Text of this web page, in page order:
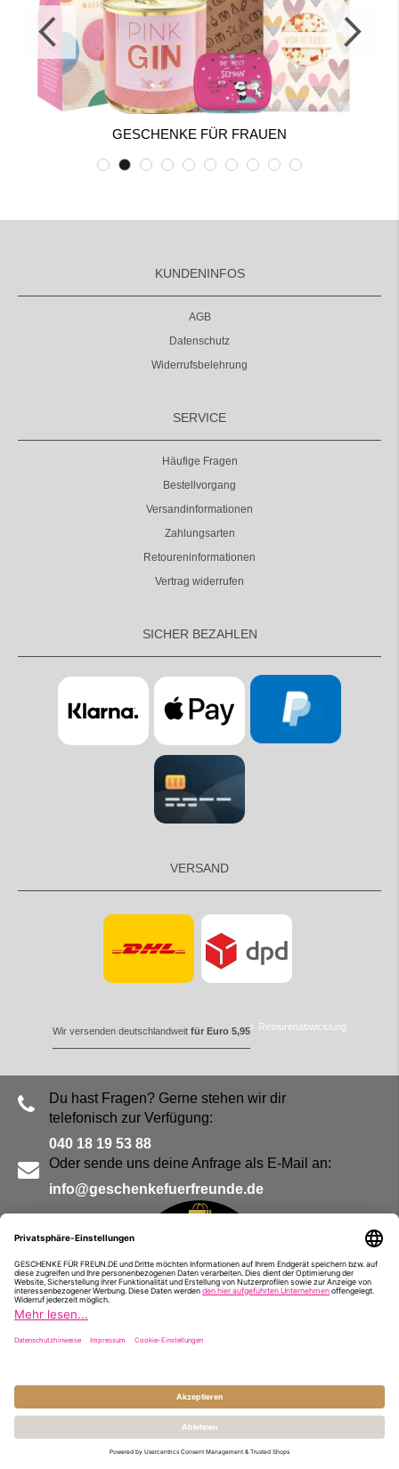
GESCHENKE FÜR FRAUEN
KUNDENINFOS
AGB
Datenschutz
Widerrufsbelehrung
SERVICE
Häufige Fragen
Bestellvorgang
Versandinformationen
Zahlungsarten
Retoureninformationen
Vertrag widerrufen
SICHER BEZAHLEN
VERSAND
Wir versenden deutschlandweit für Euro 5,95 Retourenabwicklung
Du hast Fragen? Gerne stehen wir dir
telefonisch zur Verfügung:
040 18 19 53 88
Oder sende uns deine Anfrage als E-Mail an:
info@geschenkefuerfreunde.de
Impressum
© Geschenke für Freunde